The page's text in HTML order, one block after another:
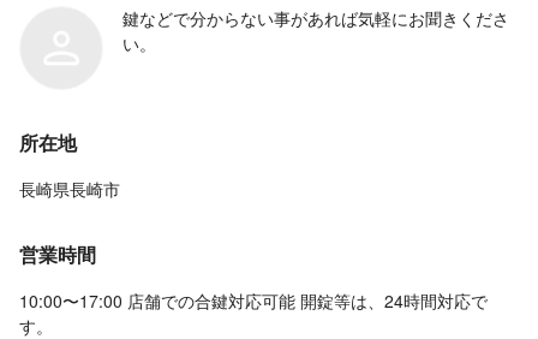
鍵などで分からない事があれば気軽にお聞きくださ
い。
所在地
長崎県長崎市
営業時間
10:00〜17:00 店舗での合鍵対応可能 開錠等は、24時間対応で
す。